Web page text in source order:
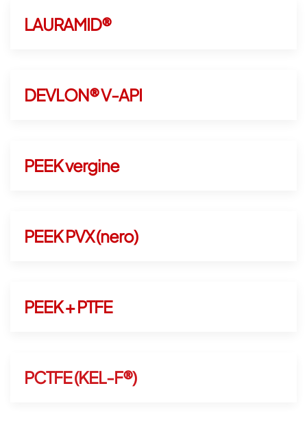
LAURAMID®
DEVLON® V-API
PEEK vergine
PEEK PVX (nero)
PEEK + PTFE
PCTFE (KEL-F®)